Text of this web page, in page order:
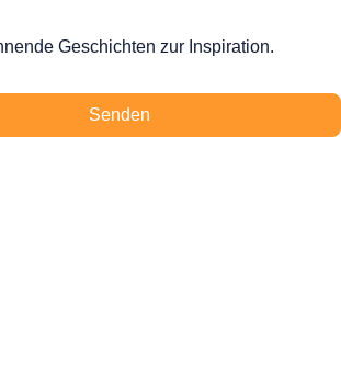
Geschichten zur Inspiration.
Senden